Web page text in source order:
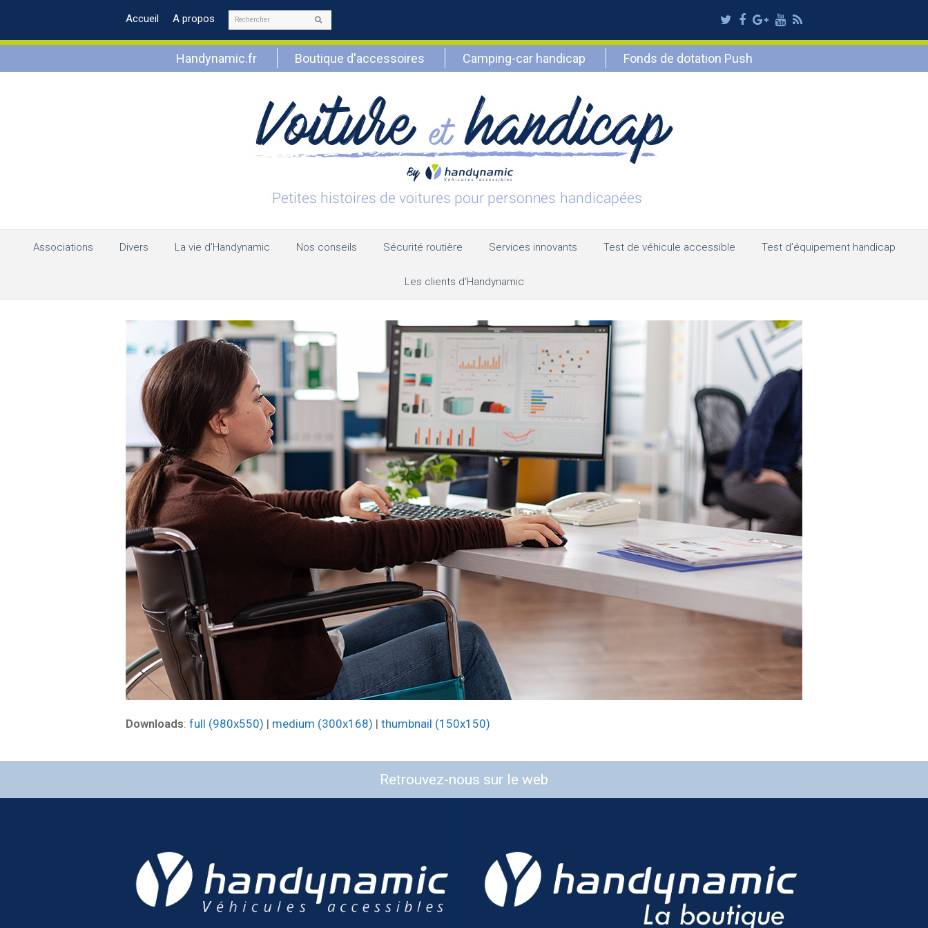
Accueil A propos Rechercher Twitter
Facebook
Google
Plus
Youtube
RSS
Handynamic.fr Boutique d'accessoires Camping-car handicap Fonds de dotation Push
Associations Divers La vie d’Handynamic Nos conseils Sécurité routière Services innovants Test de véhicule accessible Test d’équipement handicap
Les clients d’Handynamic
Downloads: full (980x550) | medium (300x168) | thumbnail (150x150)
Retrouvez-nous sur le web